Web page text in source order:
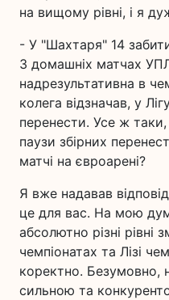
на вищому рівні, і я
- У "Шахтаря" 14
3 домашніх матчах
надрезультативна в
колега відзначав, у
перенести. Усе ж таки,
паузи збірних
матчі на євроарені?
Я вже надавав
це для вас. На мою
абсолютно різні рівні
чемпіонатах та Лізі
коректно. Безумовно,
сильною та